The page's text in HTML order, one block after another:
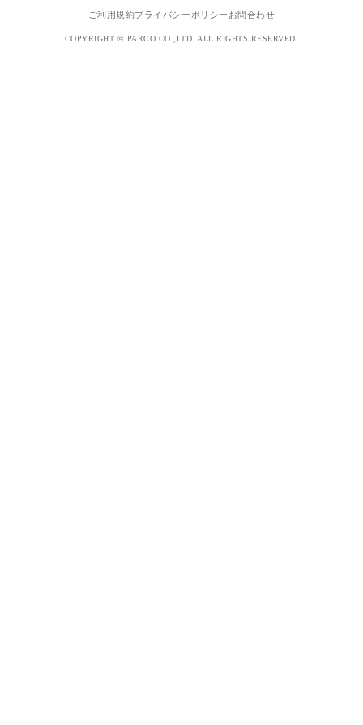
ご利用規約プライバシーポリシー お問合わせ
COPYRIGHT © PARCO.CO.,LTD. ALL RIGHTS RESERVED.